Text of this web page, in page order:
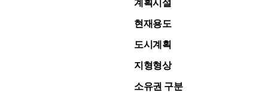
계획시설
현재용도
도시계획
지형형상
소유권 구분